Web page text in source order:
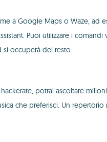
a Google Maps o Waze,
Puoi utilizzare i
si occuperà del resto.
potrai ascoltare
che preferisci. Un